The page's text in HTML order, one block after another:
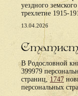
уездного
трехлетие 1915-
13.04.2026
В Родословной
399979
страниц, 1747
персональных